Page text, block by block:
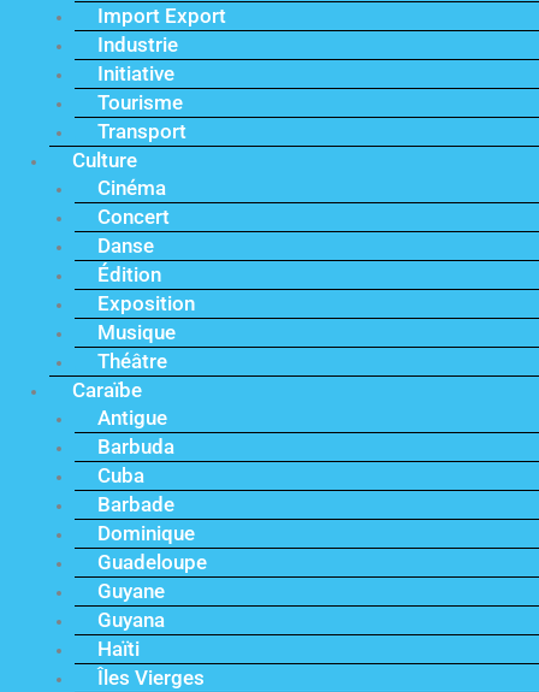
Import Export
Industrie
Initiative
Tourisme
Transport
Culture
Cinéma
Concert
Danse
Édition
Exposition
Musique
Théâtre
Caraïbe
Antigue
Barbuda
Cuba
Barbade
Dominique
Guadeloupe
Guyane
Guyana
Haïti
Îles Vierges